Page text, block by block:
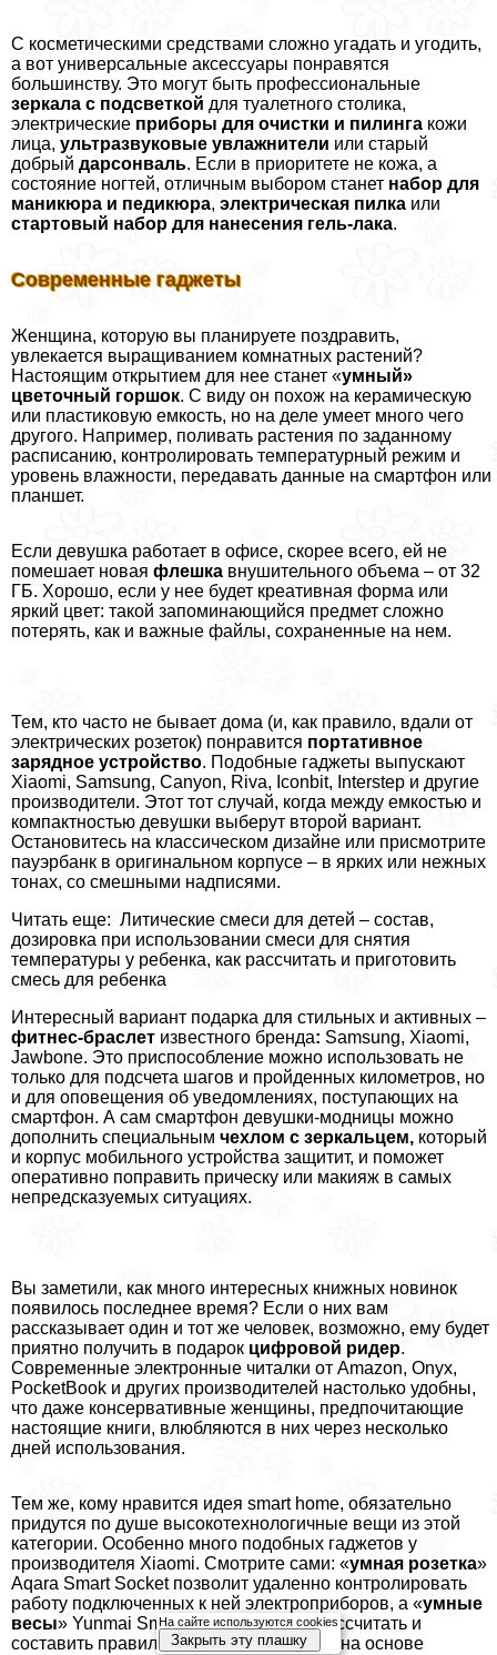
С косметическими средствами сложно угадать и угодить,
а вот универсальные аксессуары понравятся
большинству. Это могут быть профессиональные
зеркала с подсветкой для туалетного столика,
электрические приборы для очистки и пилинга кожи
лица, ультразвуковые увлажнители или старый
добрый дарсонваль. Если в приоритете не кожа, а
состояние ногтей, отличным выбором станет набор для
маникюра и педикюра, электрическая пилка или
стартовый набор для нанесения гель-лака.
Современные гаджеты
Женщина, которую вы планируете поздравить,
увлекается выращиванием комнатных растений?
Настоящим открытием для нее станет «умный»
цветочный горшок. С виду он похож на керамическую
или пластиковую емкость, но на деле умеет много чего
другого. Например, поливать растения по заданному
расписанию, контролировать температурный режим и
уровень влажности, передавать данные на смартфон или
планшет.
Если дeвyшка работает в офисе, скорее всего, ей не
помешает новая флешка внушительного объема – от 32
ГБ. Хорошо, если у нее будет креативная форма или
яркий цвет: такой запоминающийся предмет сложно
потерять, как и важные файлы, сохраненные на нем.
Тем, кто часто не бывает дома (и, как правило, вдали от
электрических розеток) понравится портативное
зарядное устройство. Подобные гаджеты выпускают
Xiaomi, Samsung, Canyon, Riva, Iconbit, Interstep и другие
производители. Этот тот случай, когда между емкостью и
компактностью дeвyшки выберут второй вариант.
Остановитесь на классическом дизайне или присмотрите
пауэрбанк в оригинальном корпусе – в ярких или нежных
тонах, со смешными надписями.
Читать еще: Литические смеси для детей – состав,
дозировка при использовании смеси для снятия
температуры у ребенка, как рассчитать и приготовить
смесь для ребенка
Интересный вариант подарка для стильных и активных –
фитнес-браслет известного бренда: Samsung, Xiaomi,
Jawbone. Это приспособление можно использовать не
только для подсчета шагов и пройденных километров, но
и для оповещения об уведомлениях, поступающих на
смартфон. А сам смартфон дeвyшки-модницы можно
дополнить специальным чехлом с зеркальцем, который
и корпус мобильного устройства защитит, и поможет
оперативно поправить прическу или макияж в самых
непредсказуемых ситуациях.
Вы заметили, как много интересных книжных новинок
появилось последнее время? Если о них вам
рассказывает один и тот же человек, возможно, ему будет
приятно получить в подарок цифровой ридер.
Современные электронные читалки от Amazon, Onyx,
PocketBook и других производителей настолько удобны,
что даже консервативные женщины, предпочитающие
настоящие книги, влюбляются в них через несколько
дней использования.
Тем же, кому нравится идея smart home, обязательно
придутся по душе высокотехнологичные вещи из этой
категории. Особенно много подобных гаджетов у
производителя Xiaomi. Смотрите сами: «умная розетка»
Aqara Smart Socket позволит удаленно контролировать
работу подключенных к ней электроприборов, а «умные
весы» Yunmai Smart Scales помогут рассчитать и
составить правильный рацион питания на основе
На сайте используются cookies
Закрыть эту плашку